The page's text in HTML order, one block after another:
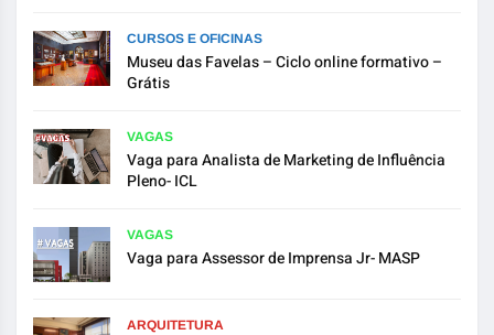
CURSOS E OFICINAS
Museu das Favelas – Ciclo online formativo –
Grátis
VAGAS
Vaga para Analista de Marketing de Influência
Pleno- ICL
VAGAS
Vaga para Assessor de Imprensa Jr- MASP
ARQUITETURA